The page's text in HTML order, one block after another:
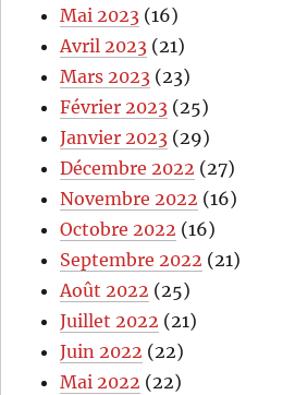
Mai 2023 (16)
Avril 2023 (21)
Mars 2023 (23)
Février 2023 (25)
Janvier 2023 (29)
Décembre 2022 (27)
Novembre 2022 (16)
Octobre 2022 (16)
Septembre 2022 (21)
Août 2022 (25)
Juillet 2022 (21)
Juin 2022 (22)
Mai 2022 (22)